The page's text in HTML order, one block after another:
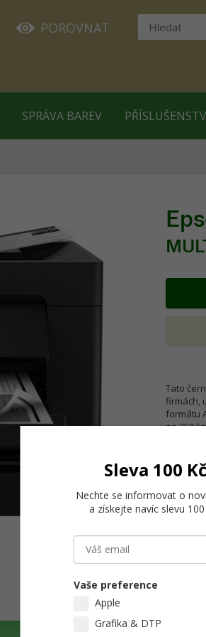
POROVNAT
SPRÁVA BAREV
Tato
firmách,
formátu
na 250
listů
cm
Sleva 100 Kč
Nechte se informovat o
a získejte navíc slevu 100
Vaše preference
Apple
Grafika & DTP